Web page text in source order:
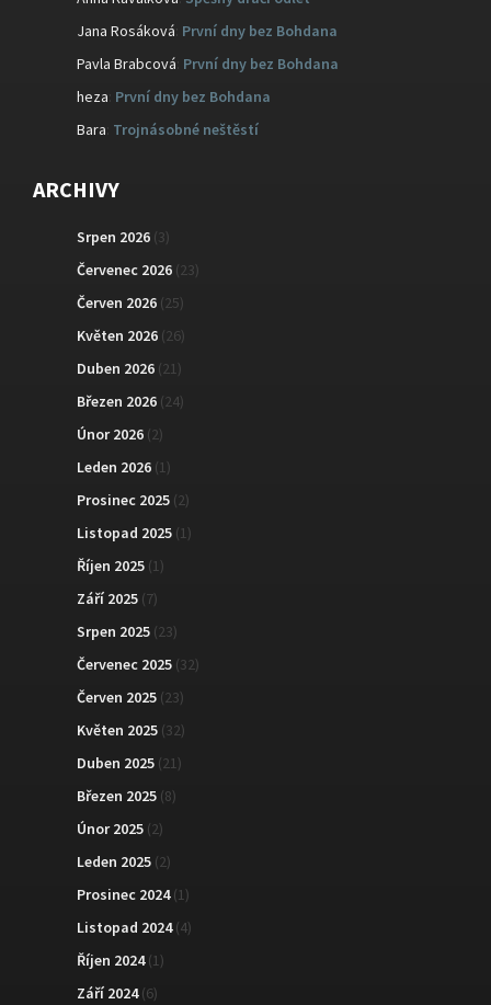
Jana Rosáková První dny bez Bohdana
Pavla Brabcová První dny bez Bohdana
heza: První dny bez Bohdana
Bara: Trojnásobné neštěstí
ARCHIVY
Srpen 2026 (3)
Červenec 2026 (23)
Červen 2026 (25)
Květen 2026 (26)
Duben 2026 (21)
Březen 2026 (24)
Únor 2026 (2)
Leden 2026 (1)
Prosinec 2025 (2)
Listopad 2025 (1)
Říjen 2025 (1)
Září 2025 (7)
Srpen 2025 (23)
Červenec 2025 (32)
Červen 2025 (23)
Květen 2025 (32)
Duben 2025 (21)
Březen 2025 (8)
Únor 2025 (2)
Leden 2025 (2)
Prosinec 2024(1)
Listopad 2024(4)
Říjen 2024(1)
Září 2024(6)